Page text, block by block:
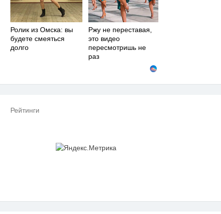
Ролик из Омска: вы
будете смеяться
долго
Ржу не переставая,
это видео
пересмотришь не
раз
Рейтинги